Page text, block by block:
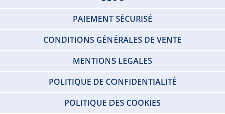
PAIEMENT SÉCURISÉ
CONDITIONS GÉNÉRALES DE VENTE
MENTIONS LEGALES
POLITIQUE DE CONFIDENTIALITÉ
POLITIQUE DES COOKIES